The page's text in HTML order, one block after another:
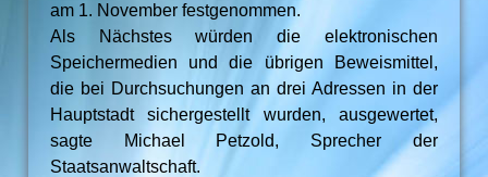
am 1. November festgenommen.
Als Nächstes würden die elektronischen
Speichermedien und die übrigen Beweismittel,
die bei Durchsuchungen an drei Adressen in der
Hauptstadt sichergestellt wurden, ausgewertet,
sagte Michael Petzold, Sprecher der
Staatsanwaltschaft.